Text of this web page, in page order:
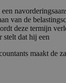
van de
deze termijn
stelt dat hij een
maakt de